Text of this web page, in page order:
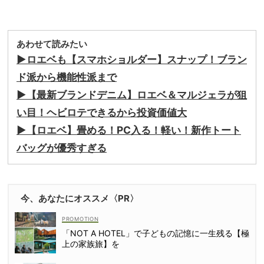
あわせて読みたい
▶︎ロエベも【スマホショルダー】スナップ！ブラン
ド派から機能性派まで
▶︎【最新ブランドデニム】ロエベ＆マルジェラが狙
い目！ヘビロテできるから投資価値大
▶︎【ロエベ】畳める！PC入る！軽い！新作トート
バッグが優秀すぎる
今、あなたにオススメ〈PR〉
「NOT A HOTEL」で子どもの記憶に一生残る【極
上の家族旅】を